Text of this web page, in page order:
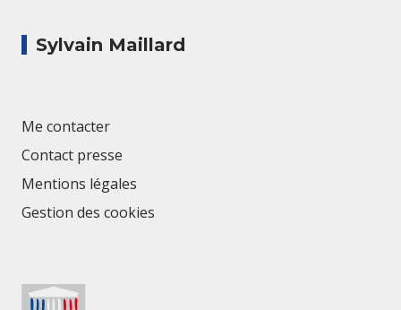
Sylvain Maillard
Me contacter
Contact presse
Mentions légales
Gestion des cookies